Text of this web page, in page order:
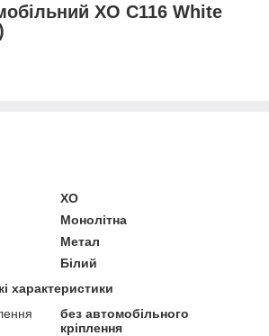
XO C116 White
XO
Монолітна
Метал
Білий
характеристики
без автомобільного
кріплення